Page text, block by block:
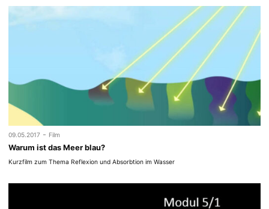
09.05.2017 - Film
Warum ist das Meer blau?
Kurzfilm zum Thema Reflexion und Absorbtion im Wasser